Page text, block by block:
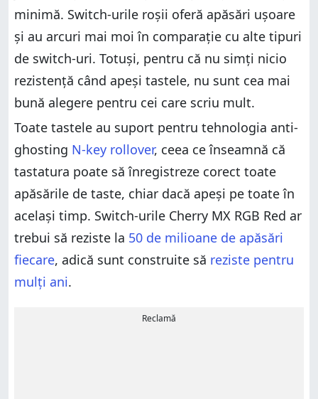
minimă. Switch-urile roșii oferă apăsări ușoare
și au arcuri mai moi în comparație cu alte tipuri
de switch-uri. Totuși, pentru că nu simți nicio
rezistență când apeși tastele, nu sunt cea mai
bună alegere pentru cei care scriu mult.
Toate tastele au suport pentru tehnologia anti-
ghosting N-key rollover, ceea ce înseamnă că
tastatura poate să înregistreze corect toate
apăsările de taste, chiar dacă apeși pe toate în
același timp. Switch-urile Cherry MX RGB Red ar
trebui să reziste la 50 de milioane de apăsări
fiecare, adică sunt construite să reziste pentru
mulți ani.
Reclamă